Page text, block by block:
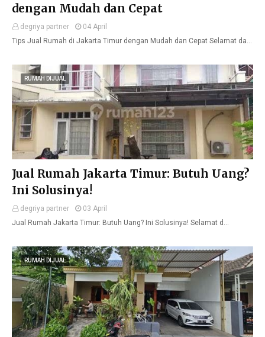
dengan Mudah dan Cepat
degriya partner
04 April
Tips Jual Rumah di Jakarta Timur dengan Mudah dan Cepat Selamat da…
RUMAH DIJUAL
Jual Rumah Jakarta Timur: Butuh Uang?
Ini Solusinya!
degriya partner
03 April
Jual Rumah Jakarta Timur: Butuh Uang? Ini Solusinya! Selamat d…
RUMAH DIJUAL